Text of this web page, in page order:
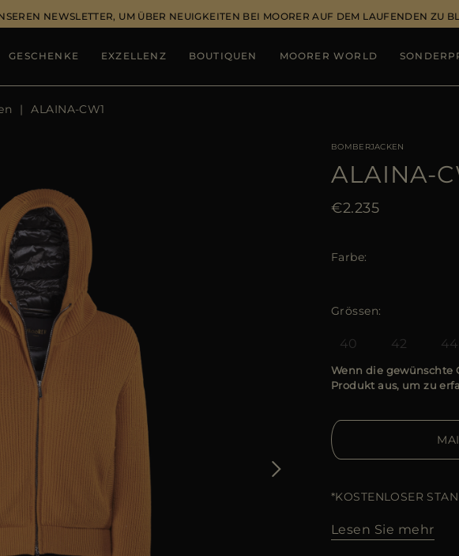
NEWSLETTER, UM ÜBER NEUIGKEITEN BEI MOORER AUF DEM LAUFENDEN ZU
GESCHENKE EXZELLENZ BOUTIQUEN MOORER WORLD
ALAINA-CW1
BOMBERJACKEN
ALAINA-
€2.235
Farbe
Grössen
40 42 44
Wenn die gewünschte
Produkt aus, um zu
*KOSTENLOSER
Lesen Sie mehr